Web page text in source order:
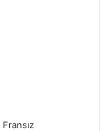
Fransız